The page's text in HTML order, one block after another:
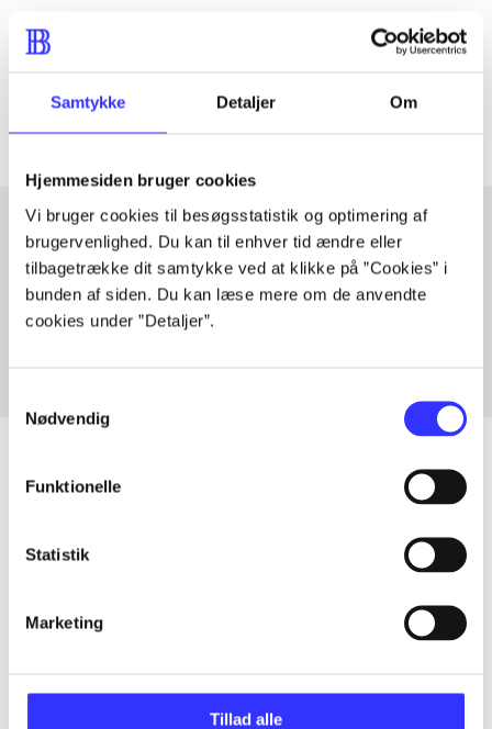
Samtykke Detaljer Om
Hjemmesiden bruger cookies
Vi bruger cookies til besøgsstatistik og optimering af
brugervenlighed. Du kan til enhver tid ændre eller
tilbagetrække dit samtykke ved at klikke på ”Cookies” i
bunden af siden. Du kan læse mere om de anvendte
cookies under ”Detaljer”.
Nødvendig
Funktionelle
Statistik
Marketing
Tillad alle
Artikler med samme emner
Fra
Alle registrerede artikler fordelt på udgivelser
...